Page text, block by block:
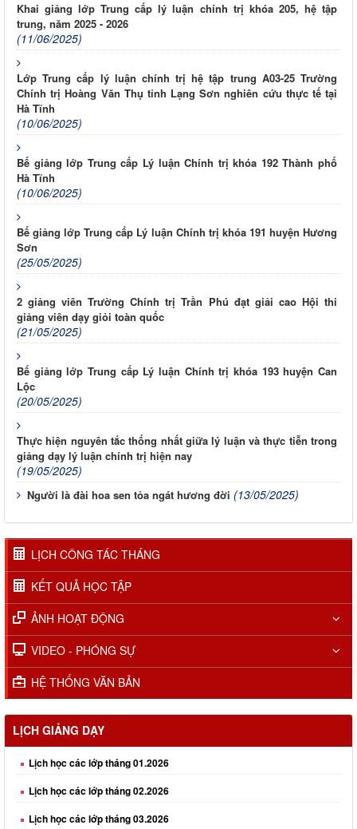
Khai giảng lớp Trung cấp lý luận chính trị khóa 205, hệ tập
trung, năm 2025 - 2026
(11/06/2025)
Lớp Trung cấp lý luận chính trị hệ tập trung A03-25 Trường
Chính trị Hoàng Văn Thụ tỉnh Lạng Sơn nghiên cứu thực tế tại
Hà Tĩnh
(10/06/2025)
Bế giảng lớp Trung cấp Lý luận Chính trị khóa 192 Thành phố
Hà Tĩnh
(10/06/2025)
Bế giảng lớp Trung cấp Lý luận Chính trị khóa 191 huyện Hương
Sơn
(25/05/2025)
2 giảng viên Trường Chính trị Trần Phú đạt giải cao Hội thi
giảng viên dạy giỏi toàn quốc
(21/05/2025)
Bế giảng lớp Trung cấp Lý luận Chính trị khóa 193 huyện Can
Lộc
(20/05/2025)
Thực hiện nguyên tắc thống nhất giữa lý luận và thực tiễn trong
giảng dạy lý luận chính trị hiện nay
(19/05/2025)
Người là đài hoa sen tỏa ngát hương đời (13/05/2025)
LỊCH CÔNG TÁC THÁNG
KẾT QUẢ HỌC TẬP
ẢNH HOẠT ĐỘNG
VIDEO - PHÓNG SỰ
HỆ THỐNG VĂN BẢN
LỊCH GIẢNG DẠY
Lịch học các lớp tháng 01.2026
Lịch học các lớp tháng 02.2026
Lịch học các lớp tháng 03.2026
Lịch học các lớp tháng 04.2026